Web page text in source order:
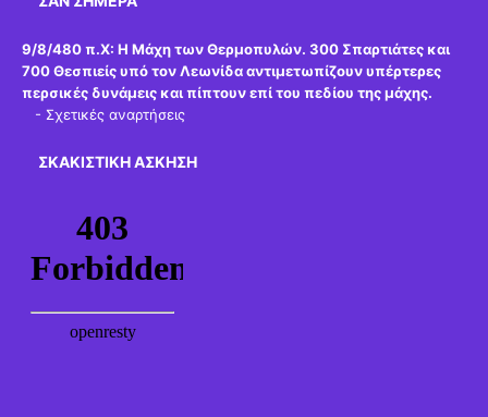
9/8/480 π.Χ: Η Μάχη των Θερμοπυλών. 300 Σπαρτιάτες και
700 Θεσπιείς υπό τον Λεωνίδα αντιμετωπίζουν υπέρτερες
περσικές δυνάμεις και πίπτουν επί του πεδίου της μάχης.
- Σχετικές αναρτήσεις
ΣΚΑΚΙΣΤΙΚΉ ΆΣΚΗΣΗ